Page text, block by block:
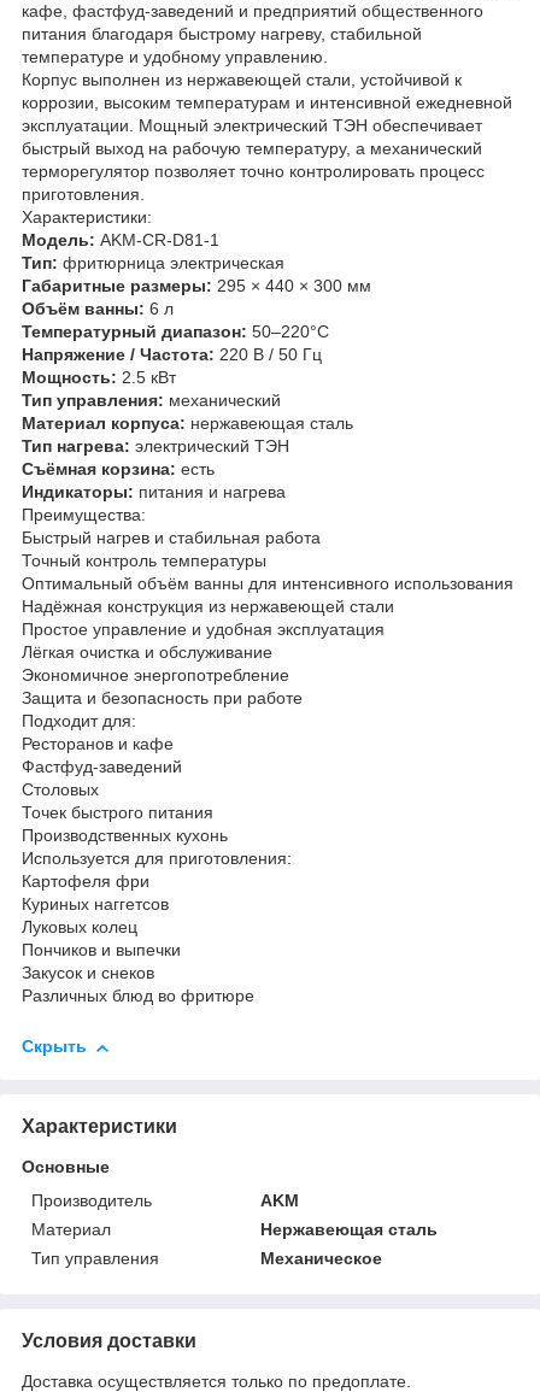
кафе, фастфуд-заведений и предприятий общественного
питания благодаря быстрому нагреву, стабильной
температуре и удобному управлению.
Корпус выполнен из нержавеющей стали, устойчивой к
коррозии, высоким температурам и интенсивной ежедневной
эксплуатации. Мощный электрический ТЭН обеспечивает
быстрый выход на рабочую температуру, а механический
терморегулятор позволяет точно контролировать процесс
приготовления.
Характеристики:
Модель: AKM-CR-D81-1
Тип: фритюрница электрическая
Габаритные размеры: 295 × 440 × 300 мм
Объём ванны: 6 л
Температурный диапазон: 50–220°C
Напряжение / Частота: 220 В / 50 Гц
Мощность: 2.5 кВт
Тип управления: механический
Материал корпуса: нержавеющая сталь
Тип нагрева: электрический ТЭН
Съёмная корзина: есть
Индикаторы: питания и нагрева
Преимущества:
Быстрый нагрев и стабильная работа
Точный контроль температуры
Оптимальный объём ванны для интенсивного использования
Надёжная конструкция из нержавеющей стали
Простое управление и удобная эксплуатация
Лёгкая очистка и обслуживание
Экономичное энергопотребление
Защита и безопасность при работе
Подходит для:
Ресторанов и кафе
Фастфуд-заведений
Столовых
Точек быстрого питания
Производственных кухонь
Используется для приготовления:
Картофеля фри
Куриных наггетсов
Луковых колец
Пончиков и выпечки
Закусок и снеков
Различных блюд во фритюре
Скрыть
Характеристики
Основные
Производитель
AKM
Материал
Нержавеющая сталь
Тип управления
Механическое
Условия доставки
Доставка осуществляется только по предоплате.